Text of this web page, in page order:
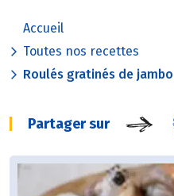
Accueil
Toutes nos recettes
Roulés gratinés de
Partager sur